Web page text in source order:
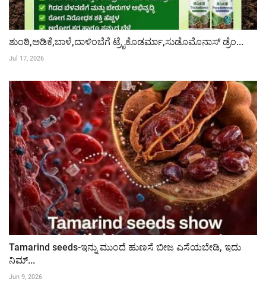
ಶುಂಠಿ,ಅಡಿಕೆ,ಬಾಳೆ,ದಾಳಿಂಬೆಗೆ ಟ್ರೈಕೊಡರ್ಮಾ,ಸುಡೊಮೊನಾಸ್ ಡ್ರೆಂ...
Jul 17, 2026
Tamarind seeds-ಇನ್ನು ಮುಂದೆ ಹುಣಸೆ ಬೀಜ ಎಸೆಯಬೇಡಿ, ಇದು
ನಿಮ್...
Jun 9, 2026